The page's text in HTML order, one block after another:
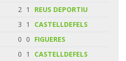
2 1
REUS DEPORTIU
3 1
CASTELLDEFELS
0 0 FIGUERES
0 1
CASTELLDEFELS